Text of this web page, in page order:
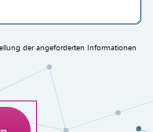
der angeforderten Informationen